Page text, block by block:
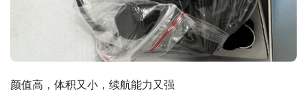
颜值高，体积又小，续航能力又强